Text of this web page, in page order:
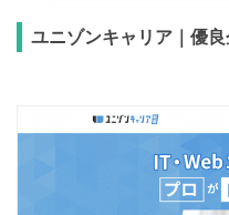
ユニゾンキャリア｜優